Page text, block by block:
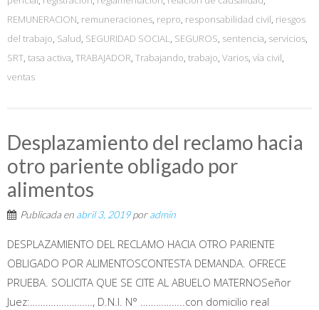
REMUNERACION, remuneraciones, repro, responsabilidad civil, riesgos
del trabajo, Salud, SEGURIDAD SOCIAL, SEGUROS, sentencia, servicios,
SRT, tasa activa, TRABAJADOR, Trabajando, trabajo, Varios, vía civil,
ventas
Desplazamiento del reclamo hacia
otro pariente obligado por
alimentos
Publicada en abril 3, 2019poradmin
DESPLAZAMIENTO DEL RECLAMO HACIA OTRO PARIENTE
OBLIGADO POR ALIMENTOSCONTESTA DEMANDA. OFRECE
PRUEBA. SOLICITA QUE SE CITE AL ABUELO MATERNOSeñor
Juez:……………………, D.N.I. N° ……………..con domicilio real